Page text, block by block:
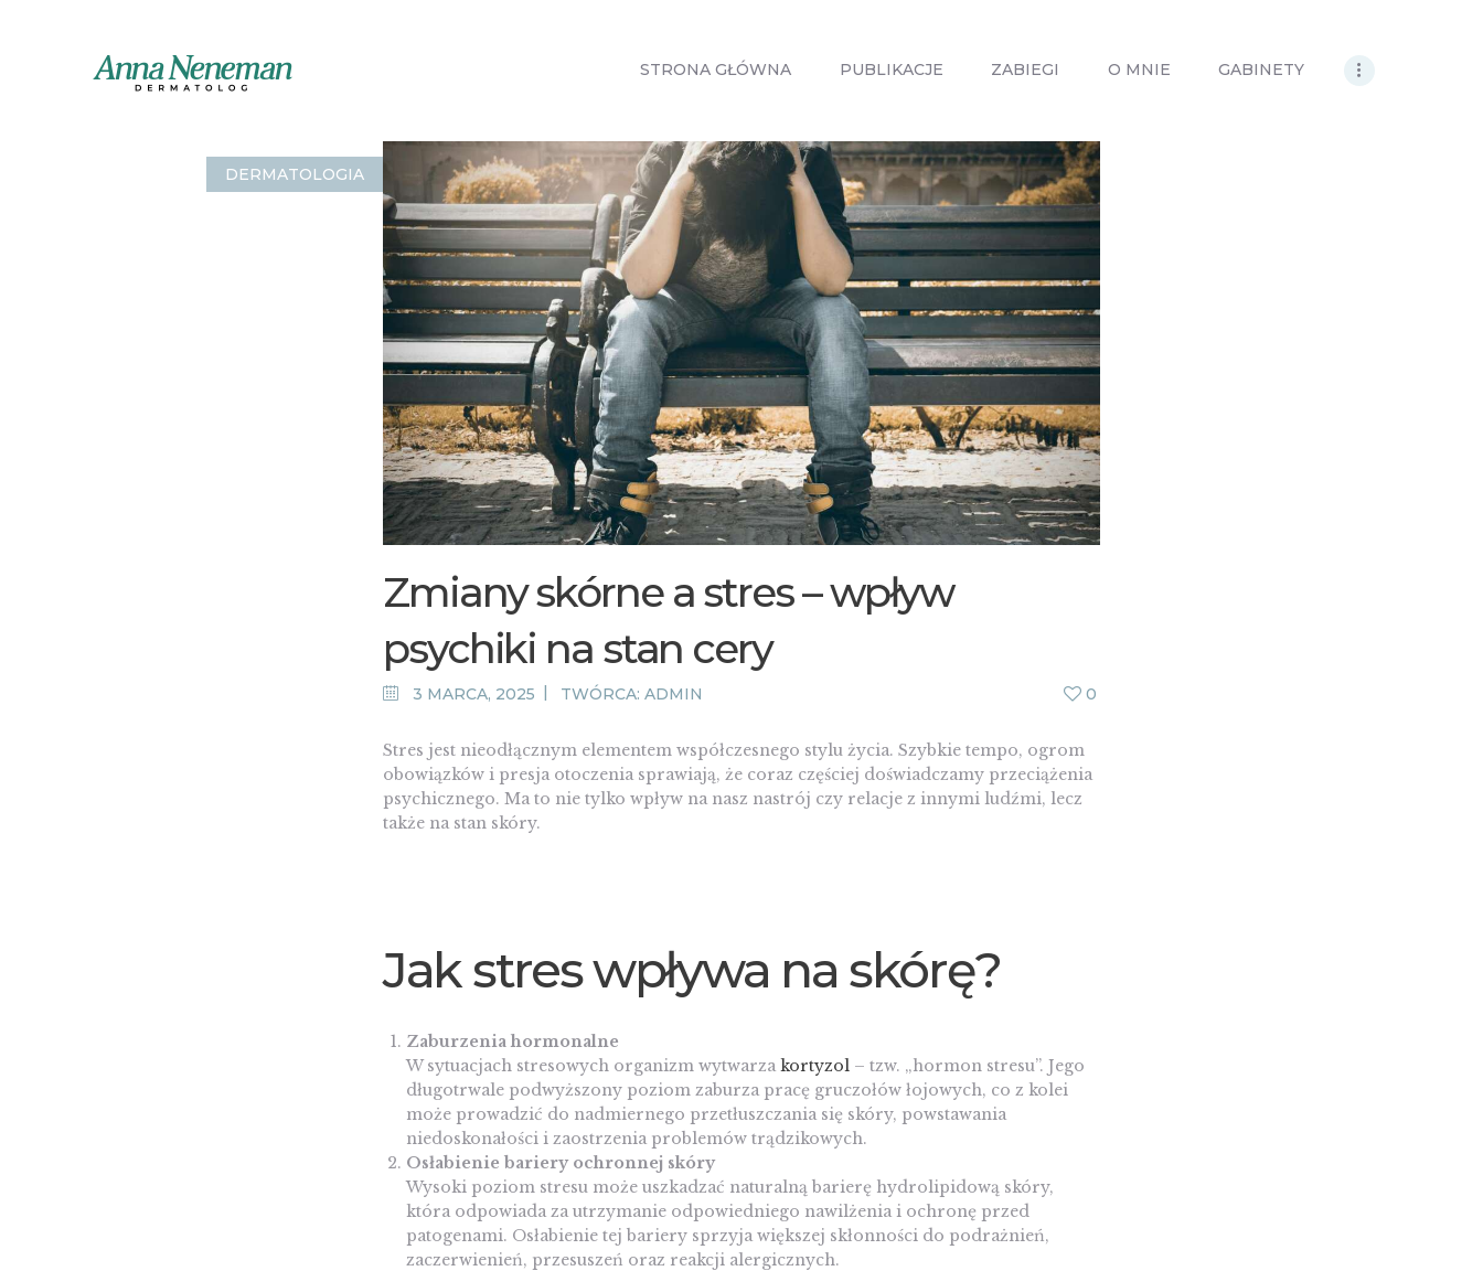
STRONA GŁÓWNA PUBLIKACJE ZABIEGI O MNIE GABINETY
GŁÓWNA
ZABIEGI
O MNIE
GABINETY
WPISY
KONTAKT
DERMATOLOGIA
Zmiany skórne a stres – wpływ
psychiki na stan cery
3 MARCA, 2025 TWÓRCA: ADMIN 0
Stres jest nieodłącznym elementem współczesnego stylu życia. Szybkie tempo, ogrom
obowiązków i presja otoczenia sprawiają, że coraz częściej doświadczamy przeciążenia
psychicznego. Ma to nie tylko wpływ na nasz nastrój czy relacje z innymi ludźmi, lecz
także na stan skóry.
Jak stres wpływa na skórę?
Zaburzenia hormonalne
W sytuacjach stresowych organizm wytwarza kortyzol – tzw. „hormon stresu”. Jego
długotrwale podwyższony poziom zaburza pracę gruczołów łojowych, co z kolei
może prowadzić do nadmiernego przetłuszczania się skóry, powstawania
niedoskonałości i zaostrzenia problemów trądzikowych.
Osłabienie bariery ochronnej skóry
Wysoki poziom stresu może uszkadzać naturalną barierę hydrolipidową skóry,
która odpowiada za utrzymanie odpowiedniego nawilżenia i ochronę przed
patogenami. Osłabienie tej bariery sprzyja większej skłonności do podrażnień,
zaczerwienień, przesuszeń oraz reakcji alergicznych.